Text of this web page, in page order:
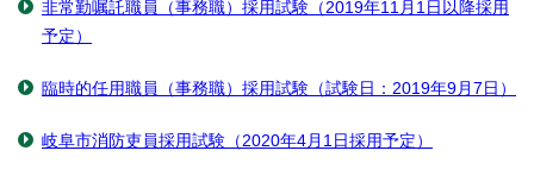
非常勤嘱託職員（事務職）採用試験（2019年11月1日以降採用
予定）
臨時的任用職員（事務職）採用試験（試験日：2019年9月7日）
岐阜市消防吏員採用試験（2020年4月1日採用予定）